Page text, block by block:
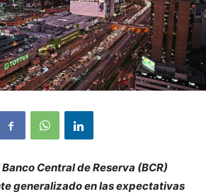
Central de Reserva (BCR)
generalizado en las expectativas